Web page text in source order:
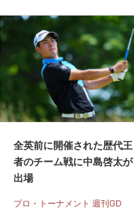
全英前に開催された歴代王
者のチーム戦に中島啓太が
出場
プロ・トーナメント 週刊GD